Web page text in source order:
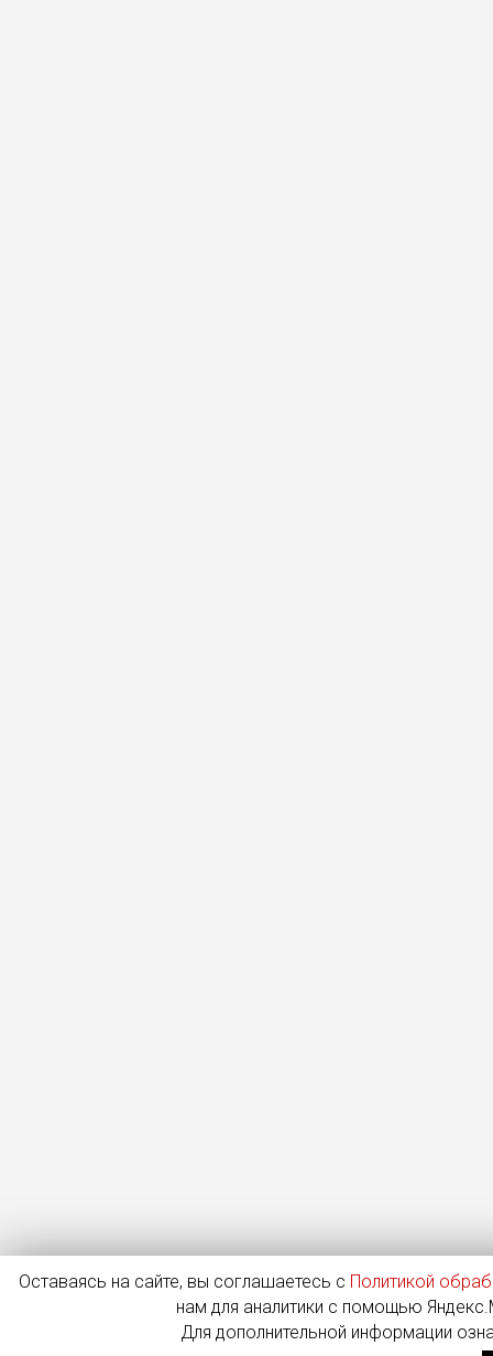
Оставаясь на сайте, вы соглашаетесь с Политикой
нам для аналитики с помощью
Для дополнительной информации